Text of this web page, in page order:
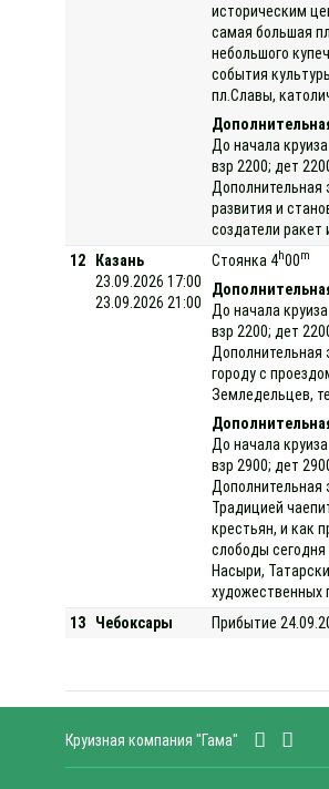
историческим
самая большая
небольшого
события
пл.Славы,
До начала круиза
взр 2200; дет
Дополнительная
развития и
создатели ракет
12
Казань
23.09.2026 17:00
23.09.2026 21:00
Стоянка 4h00m
До начала круиза
взр 2200; дет
Дополнительная
городу с
Земледельцев,
До начала круиза
взр 2900; дет
Дополнительная
Традицией
крестьян, и как
слободы
Насыри,
художественных
13
Чебоксары Прибытие
Круизная компания "Гама"